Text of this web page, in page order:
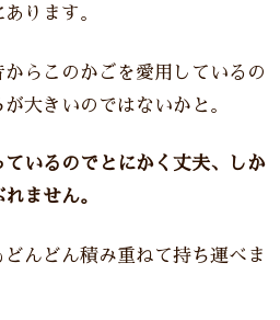
ります。
らこのかごを愛用しているの
大きいのではないかと。
いるのでとにかく丈夫、しか
ません。
んどん積み重ねて持ち運べま